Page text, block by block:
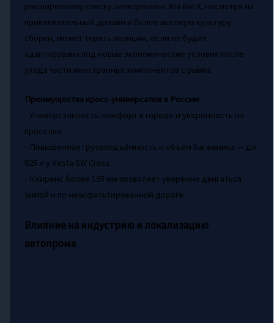
расширенному списку электроники. Kia Rio X, несмотря на
привлекательный дизайн и более высокую культуру
сборки, может терять позиции, если не будет
адаптирована под новые экономические условия после
ухода части иностранных компонентов с рынка.
Преимущества кросс-универсалов в России:
- Универсальность: комфорт в городе и уверенность на
просёлке.
- Повышенная грузоподъёмность и объём багажника — до
825 л у Vesta SW Cross.
- Клиренс более 195 мм позволяет уверенно двигаться
зимой и по неасфальтированной дороге.
Влияние на индустрию и локализацию
автопрома